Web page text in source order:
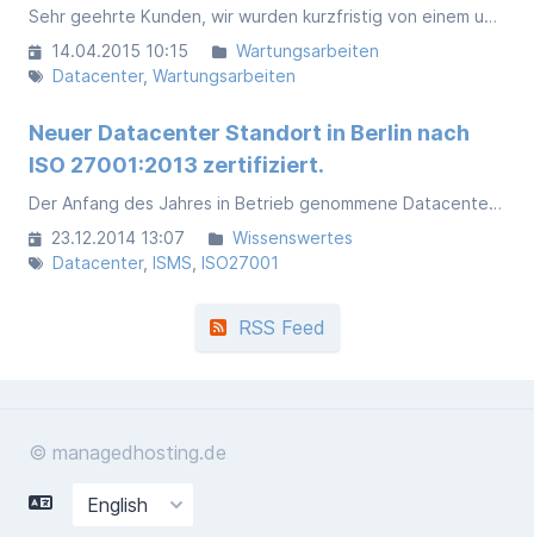
Sehr geehrte Kunden, wir wurden kurzfristig von einem unserer IP-Transit Carrier am Datacenter Standort Dresden informiert, dass es aufgrund einer Notfallentstörung zu einem kurzen Ausfall einer der Internet-Anbindungen kommt.
14.04.2015 10:15
Wartungsarbeiten
Datacenter Wartungsarbeiten
Neuer Datacenter Standort in Berlin nach
ISO 27001:2013 zertifiziert.
Der Anfang des Jahres in Betrieb genommene Datacenterstandort in Berlin wurde erstmals auditiert, sodass jetzt alle Standorte über eine entsprechende Zertifizierung Verfügen.
23.12.2014 13:07
Wissenswertes
Datacenter ISMS ISO27001
RSS Feed
© managedhosting.de